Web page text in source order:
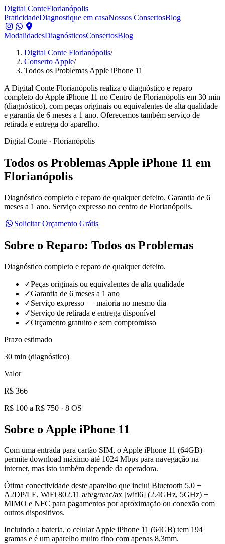
Digital ConteFlorianópolis
PraticidadeDiagnostique em casaNossos ConsertosBlog
ModalidadesDiagnósticosConsertosBlog
Digital Conte Florianópolis/
Conserto Apple/
Todos os Problemas Apple iPhone 11
A Digital Conte Florianópolis realiza o diagnóstico e reparo
completo do Apple iPhone 11 no Centro de Florianópolis em 30 min
(diagnóstico), com peças originais ou equivalentes de alta qualidade
e garantia de 6 meses a 1 ano. Oferecemos também serviço de
retirada e entrega do aparelho.
Digital Conte · Florianópolis
Todos os Problemas Apple iPhone 11 em
Florianópolis
Diagnóstico completo e reparo de qualquer defeito. Garantia de 6
meses a 1 ano. Serviço expresso no centro de Florianópolis.
Solicitar Orçamento Grátis
Sobre o Reparo: Todos os Problemas
Diagnóstico completo e reparo de qualquer defeito.
✓Peças originais ou equivalentes de alta qualidade
✓Garantia de 6 meses a 1 ano
✓Serviço expresso — maioria no mesmo dia
✓Serviço de retirada e entrega disponível
✓Orçamento gratuito e sem compromisso
Prazo estimado
30 min (diagnóstico)
Valor
R$ 366
R$ 100 a R$ 750 · 8 OS
Sobre o Apple iPhone 11
Com uma entrada para cartão SIM, o Apple iPhone 11 (64GB)
permite download máximo até 1024 Mbps para navegação na
internet, mas isto também depende da operadora.
Ótima conectividade deste aparelho que inclui Bluetooth 5.0 +
A2DP/LE, WiFi 802.11 a/b/g/n/ac/ax [wifi6] (2.4GHz, 5GHz) +
MIMO e NFC para pagamentos por aproximação ou conexão com
outros dispositivos.
Incluindo a bateria, o celular Apple iPhone 11 (64GB) tem 194
gramas e é um aparelho muito fino com apenas 8,3mm.